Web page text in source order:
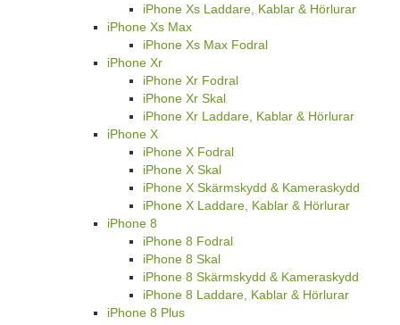
iPhone Xs Laddare, Kablar & Hörlurar
iPhone Xs Max
iPhone Xs Max Fodral
iPhone Xr
iPhone Xr Fodral
iPhone Xr Skal
iPhone Xr Laddare, Kablar & Hörlurar
iPhone X
iPhone X Fodral
iPhone X Skal
iPhone X Skärmskydd & Kameraskydd
iPhone X Laddare, Kablar & Hörlurar
iPhone 8
iPhone 8 Fodral
iPhone 8 Skal
iPhone 8 Skärmskydd & Kameraskydd
iPhone 8 Laddare, Kablar & Hörlurar
iPhone 8 Plus